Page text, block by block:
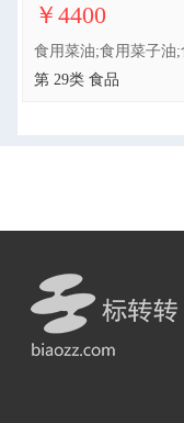
￥4400
第 29类 食品